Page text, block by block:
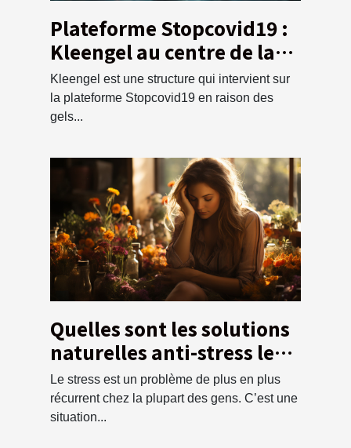
Plateforme Stopcovid19 :
Kleengel au centre de la
lutte contre le coronavirus
Kleengel est une structure qui intervient sur
la plateforme Stopcovid19 en raison des
gels...
Quelles sont les solutions
naturelles anti-stress les
plus efficaces ?
Le stress est un problème de plus en plus
récurrent chez la plupart des gens. C’est une
situation...